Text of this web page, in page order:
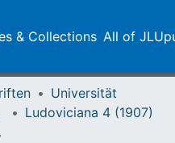
& Collections All of
Universität
Ludoviciana 4 (1907)